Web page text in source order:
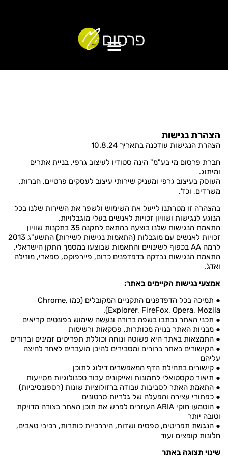
הצהרת נגישות
הצהרת הנגישות עודכנה בתאריך 10.8.24
חברת פרסום מי בע"מ" הינה סטודיו לעיצוב גרפי, בניית אתרים
ומיתוג.
העוסק בעיצוב גרפי ומעניק שירותי עיצוב לעסקים פרטיים, חברות,
משרדים, וכד'.
בהצהרה זו מטרתנו לייעל את השימוש ולשפר את השירות שלנו בכל
הנוגע לנגישות ושוויון זכויות לאנשים בעלי מוגבלויות.
התאמת הנגישות שלנו בוצעה בהתאם לתקנה 35 בתקנות שוויון
זכויות לאנשים עם מוגבלות (התאמות נגישות לשירות) התשע"ג 2013
לרמה AA בכפוף לשינויים והתאמות שבוצעו במסמך התקן הישראלי.
התאמת הנגישות נבדקה בדפדפנים כרום, פיירפוקס, ספארי, מוזילה
ואדג'.
אמצעי נגישות הקיימים באתר:
● תמיכה בכל הדפדפנים התקניים המקובלים (כמו Chrome,
Explorer, FireFox, Opera, Mozila).
● תכני האתר נכתבו בשפה ברורה ונעשה שימוש בפונטים קריאים
● מבניות האתר בנויה מכותרות, פסקאות ורשימות
● התמצאות באתר היא פשוטה ונוחה וכוללת תפריטים זמינים וברורים
● הקישורים באתר ברורים ומסבירים להיכן מועברים לאחר לחיצה
עליהם
● קישורים בתחילת הדף המאפשרים דילוג לתוכן
● תיאור טקסטואלי לתמונות ואייקונים עבור טכנולוגיות מסייעות
● התאמת האתר לסביבות עבודה ברזולוציות שונות (רספונסיביות)
● כפתורי עצירה והפעלה של גלריות סרטונים
● הוטמעו חוקי ARIA העוזרים לפרש את תוכן האתר בצורה מדויקת
וטובה יותר
● הנגשת תפריטים, טפסים ושדות, היררכיית כותרות, רכיבי טאבים,
חלונות קופצים ועוד
שינוי תצוגה באתר